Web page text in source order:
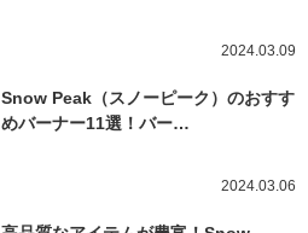
2024.03.09
Snow Peak（スノーピーク）のおすす
めバーナー11選！バー…
2024.03.06